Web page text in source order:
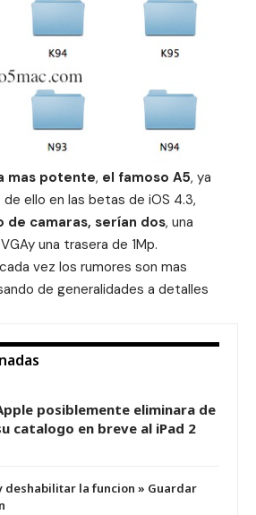
mas potente, el famoso A5, ya
ello en las betas de iOS 4.3,
de camaras, serían dos, una
una trasera de 1Mp.
vez los rumores son mas
de generalidades a detalles
posiblemente eliminara de
catalogo en breve al iPad 2
deshabilitar la funcion » Guardar